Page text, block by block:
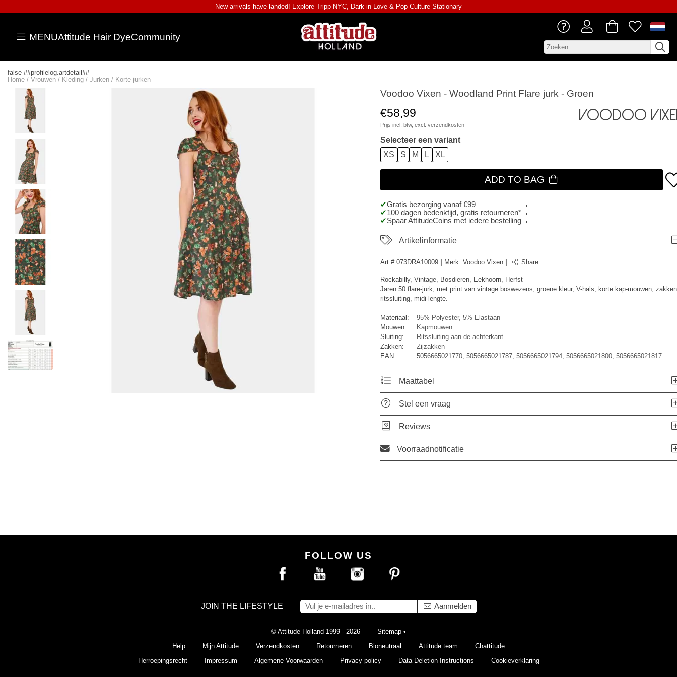
New arrivals have landed! Explore Tripp NYC, Dark in Love & Pop Culture Stationary
MENUAttitude Hair DyeCommunity
false ##profilelog.artdetail##
Home / Vrouwen / Kleding / Jurken / Korte jurken
Voodoo Vixen - Woodland Print Flare jurk - Groen
€58,99
Prijs incl. btw, excl. verzendkosten
Voodoo
Selecteer een variant
XS
S M L XL
ADD TO BAG
Gratis bezorging vanaf €99
100 dagen bedenktijd, gratis retourneren*
Spaar AttitudeCoins met iedere bestelling
Artikelinformatie
Art.# 073DRA10009 Merk: Voodoo Vixen Share
Rockabilly, Vintage, Bosdieren, Eekhoorn, Herfst
Jaren 50 flare-jurk, met print van vintage boswezens, groene kleur, V-hals, korte kap-mouwen,
ritssluiting, midi-lengte.
Materiaal:
95% Polyester, 5% Elastaan
Mouwen:
Kapmouwen
Sluiting:
Ritssluiting aan de achterkant
Zakken:
Zijzakken
EAN:
5056665021770, 5056665021787, 5056665021794, 5056665021800, 5056665021817
Maattabel
Stel een vraag
Reviews
Voorraadnotificatie
FOLLOW US
JOIN THE LIFESTYLE Aanmelden
© Attitude Holland 1999 - 2026 Sitemap •
Help
Mijn Attitude Verzendkosten Retourneren Bioneutraal Attitude team
Chattitude
Herroepingsrecht
Impressum Algemene Voorwaarden Privacy policy Data Deletion Instructions Cookieverklaring